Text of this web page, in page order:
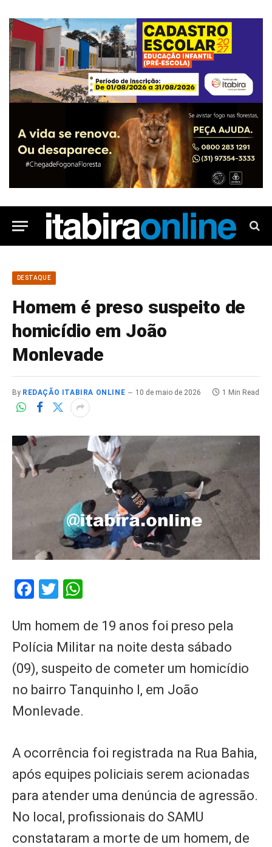
DESTAQUE
Homem é preso suspeito de
homicídio em João
Monlevade
By REDAÇÃO ITABIRA ONLINE 10 de maio de 2026 1 Min Read
Facebook
Twitter
Um homem de 19 anos foi preso pela
Polícia Militar na noite desta sábado
(09), suspeito de cometer um homicídio
no bairro Tanquinho I, em João
Monlevade.
A ocorrência foi registrada na Rua Bahia,
após equipes policiais serem acionadas
para atender uma denúncia de agressão.
No local, profissionais do SAMU
constataram a morte de um homem, de